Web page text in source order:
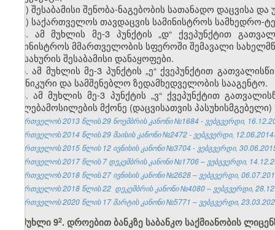
ვ) შესაბამისი შენობა-ნაგებობის სათანადო დაცვისა
ზ) საქართველოს თავდაცვის სამინისტროს სამხედრო-
4. ამ მუხლის მე-3 პუნქტის „დ“ ქვეპუნქტით
სამინისტროს მმართველობის სფეროში შემავალი
სამსახურის შესაბამისი დანაყოფები.
5. ამ მუხლის მე-3 პუნქტის „ე“ ქვეპუნქტით
ტექნიკური და სამშენებლო ზედამხედველობის სააგენტო.
6. ამ მუხლის მე-3 პუნქტის „ვ“ ქვეპუნქტით
უფლებამოსილების მქონე (დაცვისათვის პასუხისმგებელი)
საქართველოს 2013 წლის 29 ნოემბრის კანონი №1684 - ვებგვერდი,
საქართველოს 2014 წლის 29 მაისის კანონი №2472 - ვებგვერდი,
საქართველოს 2015 წლის 12 ივნისის კანონი №3704 - ვებგვერდი,
საქართველოს 2017 წლის 7 დეკემბრის კანონი №1706 – ვებგვერდი,
საქართველოს 2018 წლის 27 ივნისის კანონი №2628 – ვებგვერდი,
საქართველოს 2018 წლის 22 დეკემბრის კანონი №4080 – ვებგვერდი,
საქართველოს 2020 წლის 17 მარტის კანონი №5771 – ვებგვერდი,
მუხლი 9​2. დროებით ბანკზე საბანკო საქმიანობის